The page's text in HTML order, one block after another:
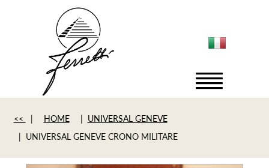
<< | HOME | UNIVERSAL GENEVE
| UNIVERSAL GENEVE CRONO MILITARE